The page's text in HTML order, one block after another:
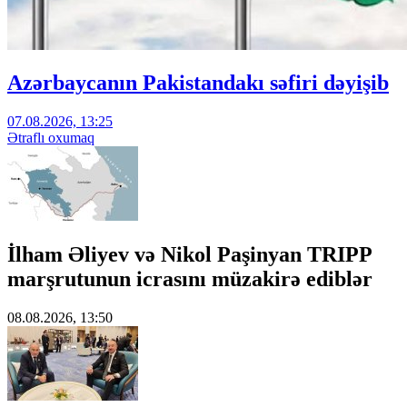
Azərbaycanın Pakistandakı səfiri dəyişib
07.08.2026, 13:25
Ətraflı oxumaq
İlham Əliyev və Nikol Paşinyan TRIPP
marşrutunun icrasını müzakirə ediblər
08.08.2026, 13:50